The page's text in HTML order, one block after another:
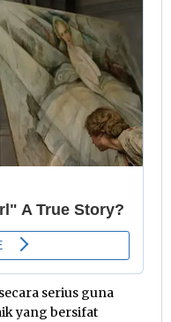
serius guna
yang bersifat